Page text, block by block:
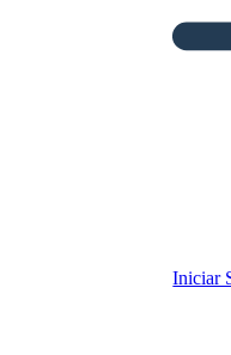
Iniciar
strip